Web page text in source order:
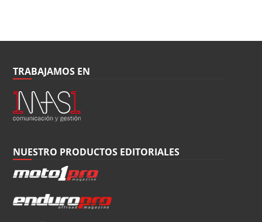
TRABAJAMOS EN
NUESTRO PRODUCTOS EDITORIALES